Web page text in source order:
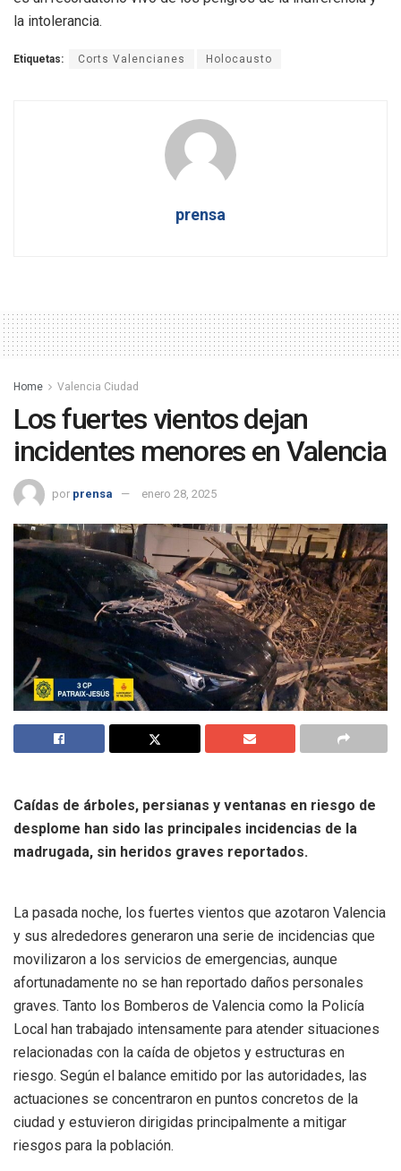
la intolerancia.
Etiquetas: Corts Valencianes Holocausto
prensa
Home Valencia Ciudad
Los fuertes vientos dejan
incidentes menores en Valencia
por prensa enero 28, 2025
Caídas de árboles, persianas y ventanas en riesgo de
desplome han sido las principales incidencias de la
madrugada, sin heridos graves reportados.
La pasada noche, los fuertes vientos que azotaron Valencia
y sus alrededores generaron una serie de incidencias que
movilizaron a los servicios de emergencias, aunque
afortunadamente no se han reportado daños personales
graves. Tanto los Bomberos de Valencia como la Policía
Local han trabajado intensamente para atender situaciones
relacionadas con la caída de objetos y estructuras en
riesgo. Según el balance emitido por las autoridades, las
actuaciones se concentraron en puntos concretos de la
ciudad y estuvieron dirigidas principalmente a mitigar
riesgos para la población.